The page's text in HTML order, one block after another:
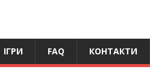
ІГРИ FAQ КОНТАКТИ